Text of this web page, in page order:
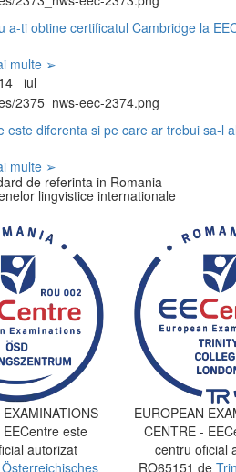
ti obtine certificatul Cambridge la
multe ➢
14 iul
este diferenta si pe care ar trebui sa-l
multe ➢
de referinta in Romania
lingvistice internationale
este
autorizat
EUROPEAN
CENTRE -
centru oficial
RO65151 de